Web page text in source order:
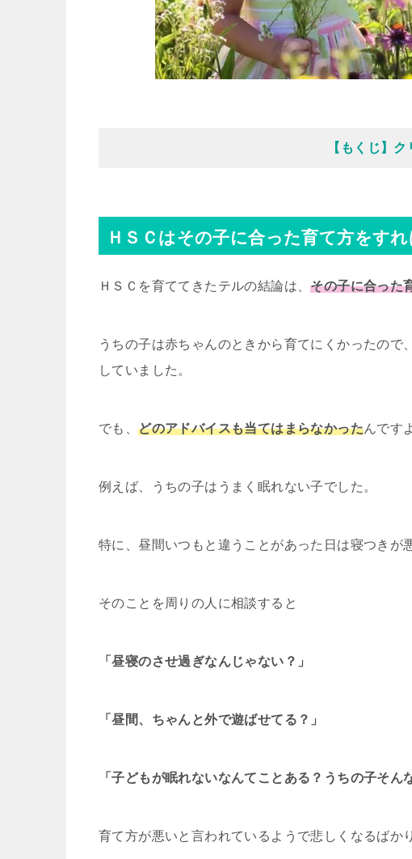
【もくじ】
ＨＳＣはその子に合った育て方をす
ＨＳＣを育ててきたテルの結論は、その子に合った
うちの子は赤ちゃんのときから育てにくかったの
していました。
でも、どのアドバイスも当てはまらなかったんです
例えば、うちの子はうまく眠れない子でした。
特に、昼間いつもと違うことがあった日は寝つきが
そのことを周りの人に相談すると
「昼寝のさせ過ぎなんじゃない？」
「昼間、ちゃんと外で遊ばせてる？」
「子どもが眠れないなんてことある？うちの子そん
育て方が悪いと言われているようで悲しくなるばか